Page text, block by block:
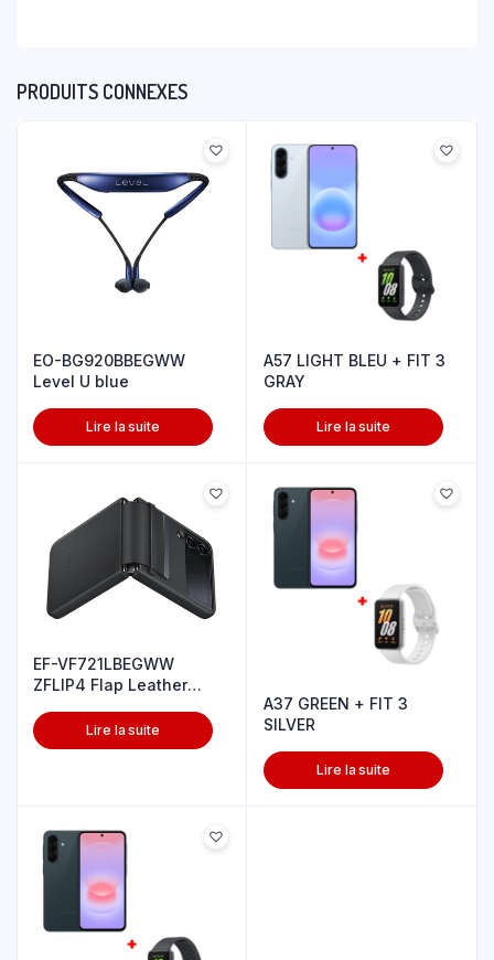
PRODUITS CONNEXES
EO-BG920BBEGWW
Level U blue
Lire la suite
A57 LIGHT BLEU + FIT 3
GRAY
Lire la suite
EF-VF721LBEGWW
ZFLIP4 Flap Leather
Lire la suite
A37 GREEN + FIT 3
SILVER
Lire la suite